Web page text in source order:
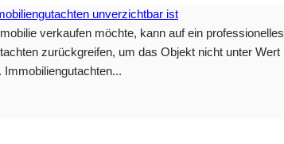
unverzichtbar ist
verkaufen möchte, kann auf ein professionelles
zurückgreifen, um das Objekt nicht unter Wert
Immobiliengutachten...